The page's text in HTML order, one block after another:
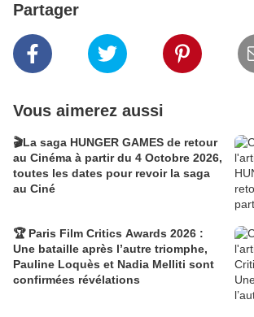
Partager
Vous aimerez aussi
🎬La saga HUNGER GAMES de retour
au Cinéma à partir du 4 Octobre 2026,
toutes les dates pour revoir la saga
au Ciné
🏆 Paris Film Critics Awards 2026 :
Une bataille après l’autre triomphe,
Pauline Loquès et Nadia Melliti sont
confirmées révélations